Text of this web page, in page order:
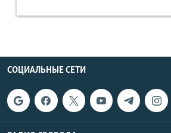
СОЦИАЛЬНЫЕ СЕТИ